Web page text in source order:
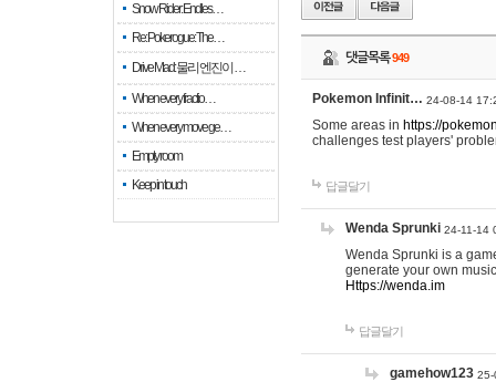
Snow Rider: Endles…
Re: Pokerogue: The…
Drive Mad: 물리 엔진이 …
When every fractio…
When every move ge…
Empty room
Keep in touch
댓글목록949
Pokemon Infinit… 24-08-14
Some areas in https://
challenges test players'
답글달기
Wenda Sprunki 24-11-14
Wenda Sprunki is a
generate your own
Https://wenda.im
답글달기
gamehow123 25-